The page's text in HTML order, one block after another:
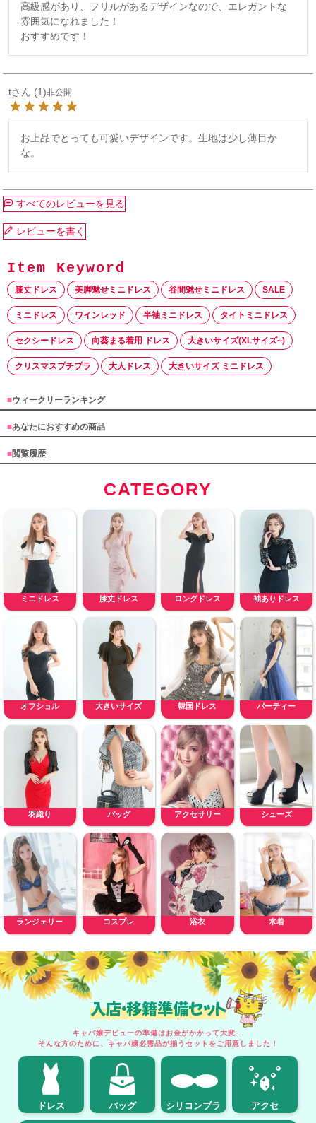
高級感があり、フリルがあるデザインなので、エレガントな
雰囲気になれました！
おすすめです！
t 1 非公開
お上品でとっても可愛いデザインです。生地は少し薄目か
な。
すべてのレビューを見る
レビューを書く
膝丈ドレス 美脚魅せミニドレス 谷間魅せミニドレス SALE
ミニドレス ワインレッド 半袖ミニドレス タイトミニドレス
セクシードレス 向葵まる着用 ドレス 大きいサイズ(XLサイズ~)
クリスマスプチプラ 大人ドレス 大きいサイズ ミニドレス
■ウィークリーランキング
■あなたにおすすめの商品
■閲覧履歴
CATEGORY
ミニドレス 膝丈ドレス ロングドレス 袖ありドレス
オフショル 大きいサイズ 韓国ドレス パーティー
羽織り バッグ アクセサリー シューズ
ランジェリー コスプレ 浴衣 水着
入店・移籍準備セット
キャバ嬢デビューの準備はお金がかかって大変...
そんな方のために、キャバ嬢必需品が揃うセットをご用意しました！
ドレス バッグ シリコンブラ アクセ